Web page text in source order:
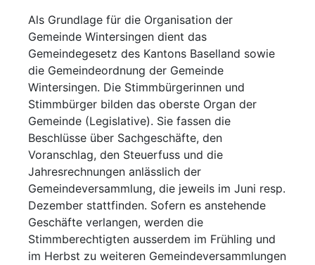
Als Grundlage für die Organisation der
Gemeinde Wintersingen dient das
Gemeindegesetz des Kantons Baselland sowie
die Gemeindeordnung der Gemeinde
Wintersingen. Die Stimmbürgerinnen und
Stimmbürger bilden das oberste Organ der
Gemeinde (Legislative). Sie fassen die
Beschlüsse über Sachgeschäfte, den
Voranschlag, den Steuerfuss und die
Jahresrechnungen anlässlich der
Gemeindeversammlung, die jeweils im Juni resp.
Dezember stattfinden. Sofern es anstehende
Geschäfte verlangen, werden die
Stimmberechtigten ausserdem im Frühling und
im Herbst zu weiteren Gemeindeversammlungen